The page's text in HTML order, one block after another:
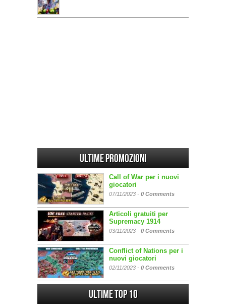
Ultime promozioni
Call of War per i nuovi
giocatori
07/11/2023 - 0 Comments
Articoli gratuiti per
Supremacy 1914
03/11/2023 - 0 Comments
Conflict of Nations per i
nuovi giocatori
02/11/2023 - 0 Comments
Ultime Top 10